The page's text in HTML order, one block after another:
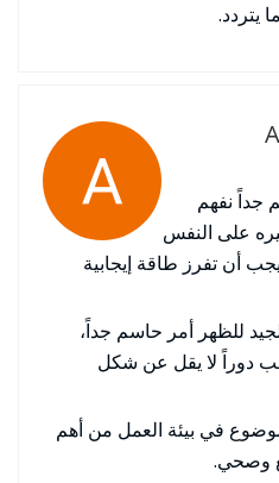
يتردد.
جداً نفهم
على النفس
أن تفرز طاقة إيجابية
للظهر أمر حاسم جداً،
دوراً لا يقل عن شكل
في بيئة العمل من أهم
وصحي.